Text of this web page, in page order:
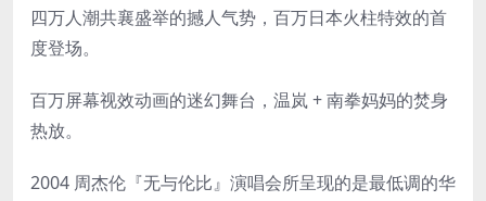
四万人潮共襄盛举的撼人气势，百万日本火柱特效的首
度登场。
百万屏幕视效动画的迷幻舞台，温岚 + 南拳妈妈的焚身
热放。
2004 周杰伦『无与伦比』演唱会所呈现的是最低调的华